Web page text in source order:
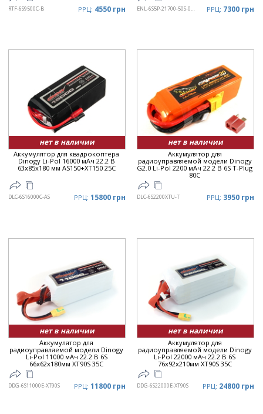
RTF-6S9500C-B РРЦ: 4550 грн ENL-6S5P-21700-50S-001 РРЦ: 7300 грн
нет в наличии
Аккумулятор для квадрокоптера
Dinogy Li-Pol 16000 мАч 22.2 В
63x85x180 мм AS150+XT150 25C
DLC-6S16000C-AS РРЦ: 15800 грн
нет в наличии
Аккумулятор для
радиоуправляемой модели Dinogy
G2.0 Li-Pol 2200 мАч 22.2 В 6S T-Plug
80C
DLC-6S2200XTU-T РРЦ: 3950 грн
нет в наличии
Аккумулятор для
радиоуправляемой модели Dinogy
Li-Pol 11000 мАч 22.2 В 6S
66x62x180мм XT90S 35C
DDG-6S11000E-XT90S РРЦ: 11800 грн
нет в наличии
Аккумулятор для
радиоуправляемой модели Dinogy
Li-Pol 22000 мАч 22.2 В 6S
76x92x210мм XT90S 35C
DDG-6S22000E-XT90S РРЦ: 24800 грн